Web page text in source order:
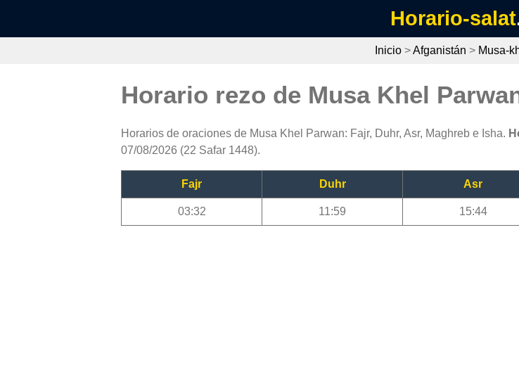
Horario-salat
Inicio>Afganistán > Musa-
Horario rezo de Musa Khel
Horarios de oraciones de Musa Khel Parwan: Fajr, Duhr, Asr, Maghreb e Isha.
07/08/2026 (22 Safar 1448).
Fajr Duhr Asr
03:32 11:59 15:44